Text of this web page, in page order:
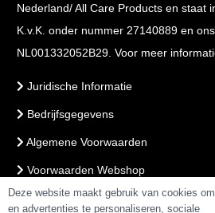
Nederland/ All Care Products en staat
K.v.K. onder nummer 27140889 en
NL001332052B29. Voor meer
Juridische Informatie
Bedrijfsgegevens
Algemene Voorwaarden
Voorwaarden Webshop
PrivacyBeleid
Deze website maakt gebruik van cookies
en advertenties te personaliseren, sociale